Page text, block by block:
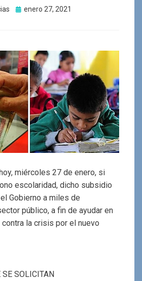
Publicado
enero 27, 2021
miércoles 27 de enero, si
escolaridad, dicho subsidio
Gobierno a miles de
público, a fin de ayudar en
la crisis por el nuevo
SE SOLICITAN